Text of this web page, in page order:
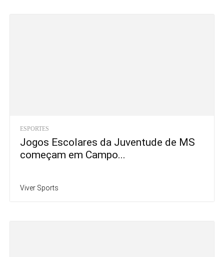
ESPORTES
Jogos Escolares da Juventude de MS
começam em Campo...
Viver Sports